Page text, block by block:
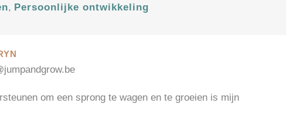
, Persoonlijke ontwikkeling
om een sprong te wagen en te groeien is mijn